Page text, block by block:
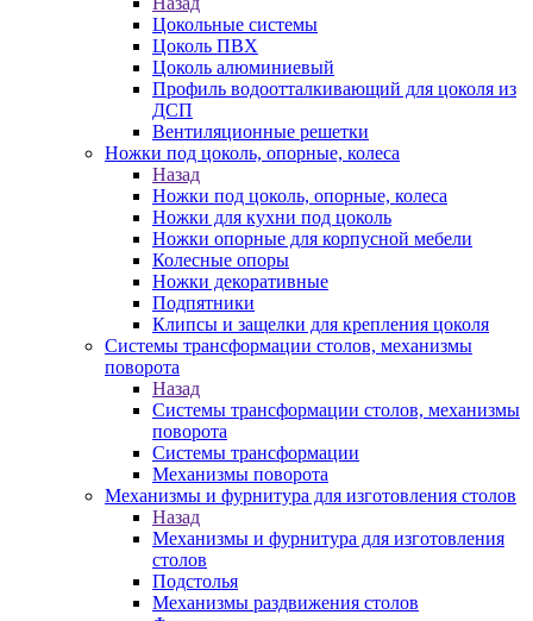
Цокольные системы
Цоколь ПВХ
Цоколь алюминиевый
Профиль водоотталкивающий для цоколя из
ДСП
Вентиляционные решетки
Ножки под цоколь, опорные, колеса
Назад
Ножки под цоколь, опорные, колеса
Ножки для кухни под цоколь
Ножки опорные для корпусной мебели
Колесные опоры
Ножки декоративные
Подпятники
Клипсы и защелки для крепления цоколя
Системы трансформации столов, механизмы
поворота
Назад
Системы трансформации столов, механизмы
поворота
Системы трансформации
Механизмы поворота
Механизмы и фурнитура для изготовления столов
Назад
Механизмы и фурнитура для изготовления
столов
Подстолья
Механизмы раздвижения столов